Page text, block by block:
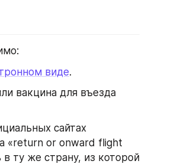
виде.
вакцина для въезда
сайтах
«return or onward flight
ту же страну, из которой